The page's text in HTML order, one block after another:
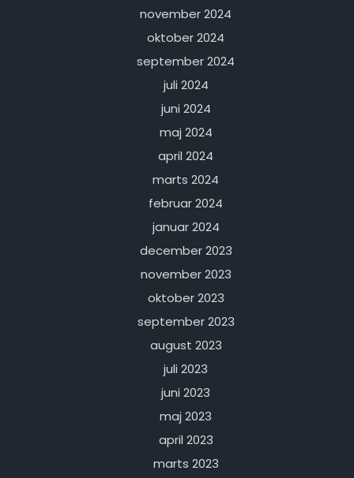
november 2024
oktober 2024
september 2024
juli 2024
juni 2024
maj 2024
april 2024
marts 2024
februar 2024
januar 2024
december 2023
november 2023
oktober 2023
september 2023
august 2023
juli 2023
juni 2023
maj 2023
april 2023
marts 2023